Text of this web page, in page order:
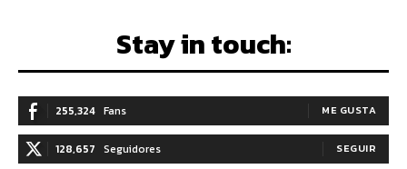
Stay in touch:
255,324 Fans ME GUSTA
128,657 Seguidores SEGUIR